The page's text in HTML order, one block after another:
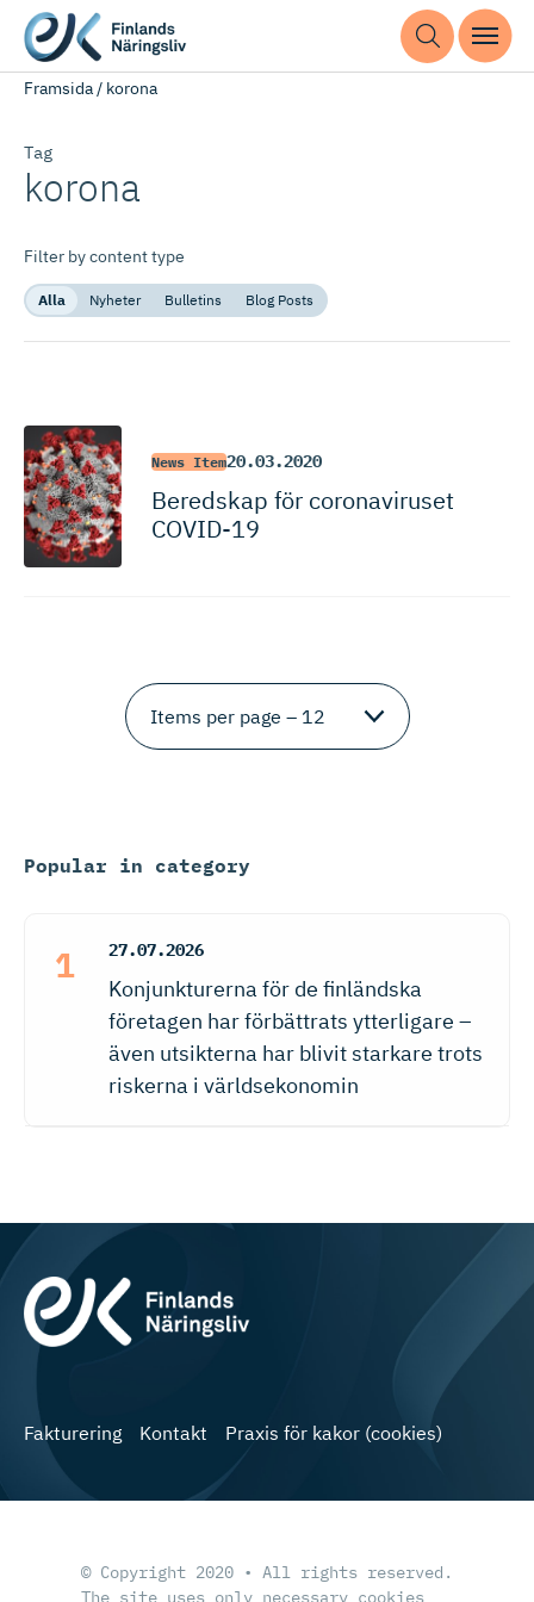
Framsida/ korona
Tag
korona
Filter by content type
Alla Nyheter Bulletins Blog Posts
News Item20.03.2020
Beredskap för coronaviruset
COVID-19
Popular in category
27.07.2026
Konjunkturerna för de finländska
företagen har förbättrats ytterligare –
även utsikterna har blivit starkare trots
riskerna i världsekonomin
Fakturering Kontakt Praxis för kakor (cookies)
© Copyright 2020 • All rights reserved.
The site uses only necessary cookies